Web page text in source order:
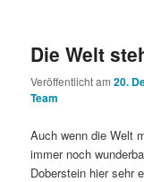
Die Welt
Veröffentlicht am20.
Team
Auch wenn die Welt
immer noch
Doberstein hier sehr